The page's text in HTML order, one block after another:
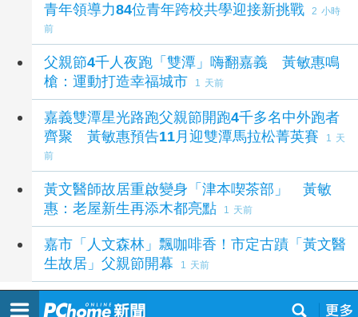
青年領導力84位青年跨校共學迎接新挑戰
2 小時
前
父親節4千人夜跑「雙潭」嗨翻嘉義 黃敏惠鳴
槍：運動打造幸福城市
1 天前
嘉義雙潭星光路跑父親節開跑4千多名中外跑者
齊聚 黃敏惠預告11月迎雙潭馬拉松菁英賽
1 天
前
黃文醫師故居重啟變身「津本喫茶部」 黃敏
惠：老屋新生再添木都亮點
1 天前
嘉市「人文森林」飄咖啡香！市定古蹟「黃文醫
生故居」父親節開幕
1 天前